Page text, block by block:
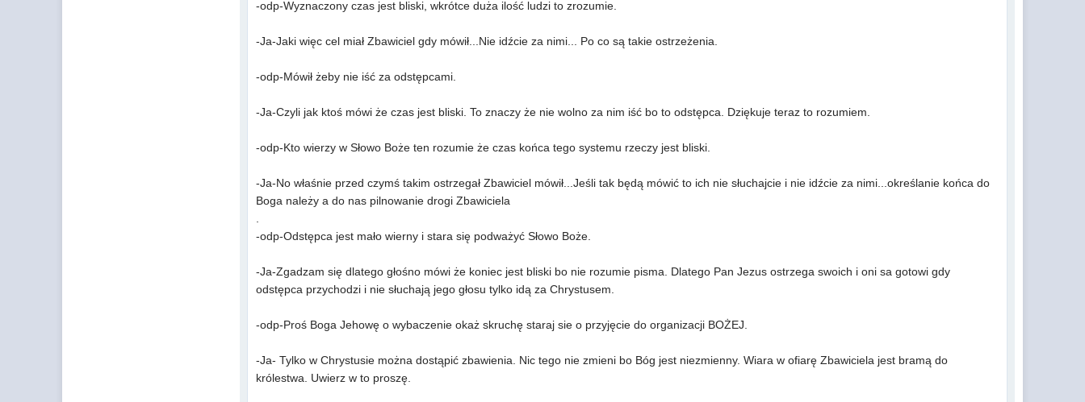
-odp-Wyznaczony czas jest bliski, wkrótce duża ilość ludzi to zrozumie.
-Ja-Jaki więc cel miał Zbawiciel gdy mówił...Nie idźcie za nimi... Po co są takie ostrzeżenia.
-odp-Mówił żeby nie iść za odstępcami.
-Ja-Czyli jak ktoś mówi że czas jest bliski. To znaczy że nie wolno za nim iść bo to odstępca. Dziękuje teraz to rozumiem.
-odp-Kto wierzy w Słowo Boże ten rozumie że czas końca tego systemu rzeczy jest bliski.
-Ja-No właśnie przed czymś takim ostrzegał Zbawiciel mówił...Jeśli tak będą mówić to ich nie słuchajcie i nie idźcie za nimi...określanie końca do
Boga należy a do nas pilnowanie drogi Zbawiciela
-odp-Odstępca jest mało wierny i stara się podważyć Słowo Boże.
-Ja-Zgadzam się dlatego głośno mówi że koniec jest bliski bo nie rozumie pisma. Dlatego Pan Jezus ostrzega swoich i oni sa gotowi gdy
odstępca przychodzi i nie słuchają jego głosu tylko idą za Chrystusem.
-odp-Proś Boga Jehowę o wybaczenie okaż skruchę staraj sie o przyjęcie do organizacji BOŻEJ.
-Ja- Tylko w Chrystusie można dostąpić zbawienia. Nic tego nie zmieni bo Bóg jest niezmienny. Wiara w ofiarę Zbawiciela jest bramą do
królestwa. Uwierz w to proszę.